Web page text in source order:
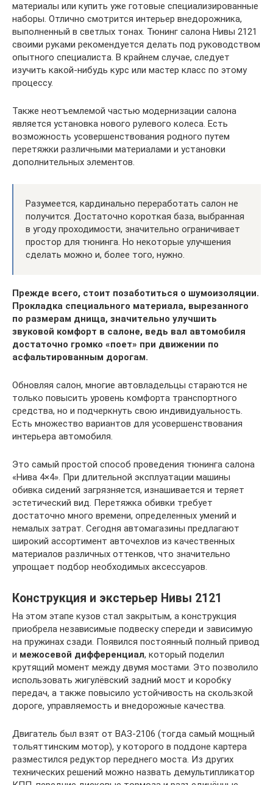
материалы или купить уже готовые специализированные
наборы. Отлично смотрится интерьер внедорожника,
выполненный в светлых тонах. Тюнинг салона Нивы 2121
своими руками рекомендуется делать под руководством
опытного специалиста. В крайнем случае, следует
изучить какой-нибудь курс или мастер класс по этому
процессу.
Также неотъемлемой частью модернизации салона
является установка нового рулевого колеса. Есть
возможность усовершенствования родного путем
перетяжки различными материалами и установки
дополнительных элементов.
Разумеется, кардинально переработать салон не
получится. Достаточно короткая база, выбранная
в угоду проходимости, значительно ограничивает
простор для тюнинга. Но некоторые улучшения
сделать можно и, более того, нужно.
Прежде всего, стоит позаботиться о шумоизоляции.
Прокладка специального материала, вырезанного
по размерам днища, значительно улучшить
звуковой комфорт в салоне, ведь вал автомобиля
достаточно громко «поет» при движении по
асфальтированным дорогам.
Обновляя салон, многие автовладельцы стараются не
только повысить уровень комфорта транспортного
средства, но и подчеркнуть свою индивидуальность.
Есть множество вариантов для усовершенствования
интерьера автомобиля.
Это самый простой способ проведения тюнинга салона
«Нива 4×4». При длительной эксплуатации машины
обивка сидений загрязняется, изнашивается и теряет
эстетический вид. Перетяжка обивки требует
достаточно много времени, определенных умений и
немалых затрат. Сегодня автомагазины предлагают
широкий ассортимент авточехлов из качественных
материалов различных оттенков, что значительно
упрощает подбор необходимых аксессуаров.
Конструкция и экстерьер Нивы 2121
На этом этапе кузов стал закрытым, а конструкция
приобрела независимые подвеску спереди и зависимую
на пружинах сзади. Появился постоянный полный привод
и межосевой дифференциал, который поделил
крутящий момент между двумя мостами. Это позволило
использовать жигулёвский задний мост и коробку
передач, а также повысило устойчивость на скользкой
дороге, управляемость и внедорожные качества.
Двигатель был взят от ВАЗ-2106 (тогда самый мощный
тольяттинским мотор), у которого в поддоне картера
разместился редуктор переднего моста. Из других
технических решений можно назвать демультипликатор